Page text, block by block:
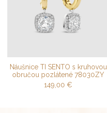
Náušnice TI SENTO s kruhovou
obručou pozlátené 78030ZY
149,00€